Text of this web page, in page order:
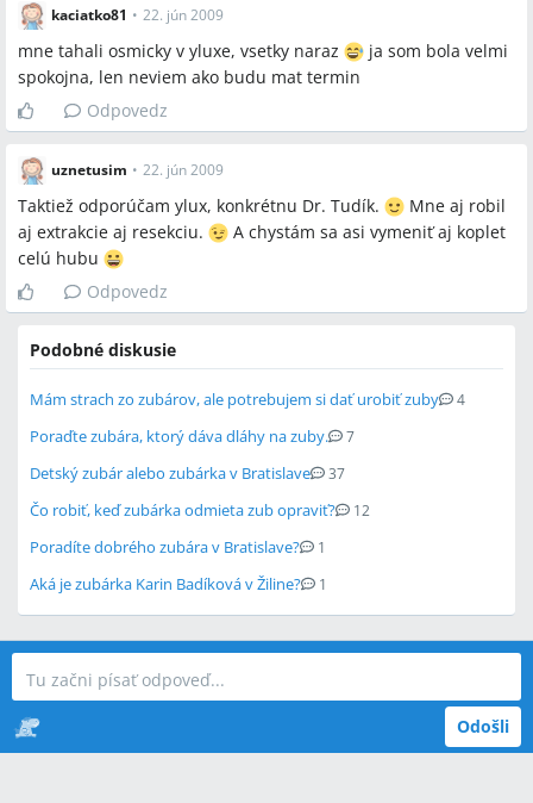
kaciatko81 • 22. jún 2009
mne tahali osmicky v yluxe, vsetky naraz
ja som bola velmi
spokojna, len neviem ako budu mat termin
Odpovedz
uznetusim • 22. jún 2009
Taktiež odporúčam ylux, konkrétnu Dr. Tudík.
Mne aj robil
aj extrakcie aj resekciu.
A chystám sa asi vymeniť aj koplet
celú hubu
Odpovedz
Podobné diskusie
Mám strach zo zubárov, ale potrebujem si dať urobiť zuby 4
Poraďte zubára, ktorý dáva dláhy na zuby. 7
Detský zubár alebo zubárka v Bratislave 37
Čo robiť, keď zubárka odmieta zub opraviť? 12
Poradíte dobrého zubára v Bratislave? 1
Aká je zubárka Karin Badíková v Žiline? 1
Odošli